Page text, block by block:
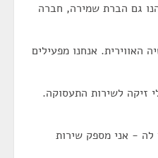
גם הברת שמירה, חברה
האווירית. אנחנו מפעילים
זיקה לשירות התעסוקה.
לה - אני מספק שירות